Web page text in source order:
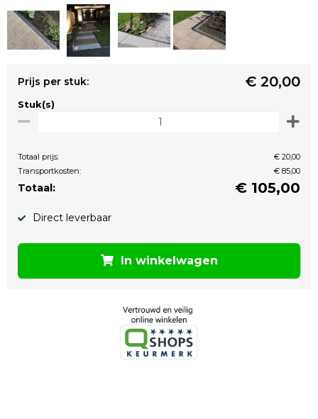
Prijs per stuk: € 20,00
Stuk(s)
Totaal prijs:
€ 20,00
Transportkosten:
€ 85,00
Totaal: € 105,00
Direct leverbaar
In winkelwagen